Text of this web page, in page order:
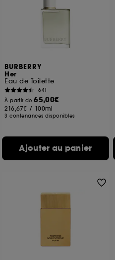
BURBERRY
Her
Eau de Toilette
641
À partir de65,00€
216,67€ / 100ml
3 contenances disponibles
Ajouter au panier